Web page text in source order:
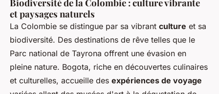
Biodiversité de la Colombie : culture vibrante
et paysages naturels
La Colombie se distingue par sa vibrant culture et sa
biodiversité. Des destinations de rêve telles que le
Parc national de Tayrona offrent une évasion en
pleine nature. Bogota, riche en découvertes culinaires
et culturelles, accueille des expériences de voyage